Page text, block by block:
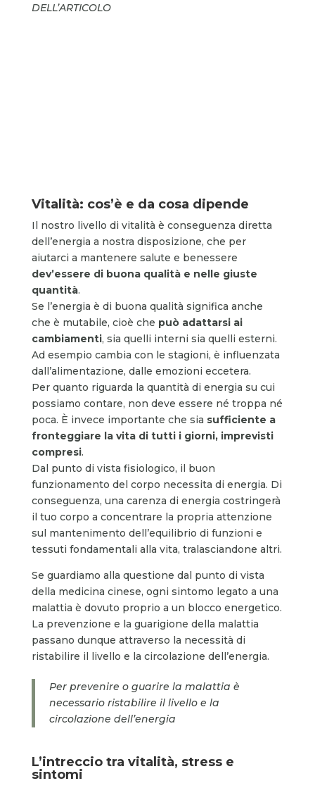
DELL’ARTICOLO
Vitalità: cos’è e da cosa dipende
Il nostro livello di vitalità è conseguenza diretta
dell’energia a nostra disposizione, che per
aiutarci a mantenere salute e benessere
dev’essere di buona qualità e nelle giuste
quantità.
Se l’energia è di buona qualità significa anche
che è mutabile, cioè che può adattarsi ai
cambiamenti, sia quelli interni sia quelli esterni.
Ad esempio cambia con le stagioni, è influenzata
dall’alimentazione, dalle emozioni eccetera.
Per quanto riguarda la quantità di energia su cui
possiamo contare, non deve essere né troppa né
poca. È invece importante che sia sufficiente a
fronteggiare la vita di tutti i giorni, imprevisti
compresi.
Dal punto di vista fisiologico, il buon
funzionamento del corpo necessita di energia. Di
conseguenza, una carenza di energia costringerà
il tuo corpo a concentrare la propria attenzione
sul mantenimento dell’equilibrio di funzioni e
tessuti fondamentali alla vita, tralasciandone altri.
Se guardiamo alla questione dal punto di vista
della medicina cinese, ogni sintomo legato a una
malattia è dovuto proprio a un blocco energetico.
La prevenzione e la guarigione della malattia
passano dunque attraverso la necessità di
ristabilire il livello e la circolazione dell’energia.
Per prevenire o guarire la malattia è
necessario ristabilire il livello e la
circolazione dell’energia
L’intreccio tra vitalità, stress e
sintomi